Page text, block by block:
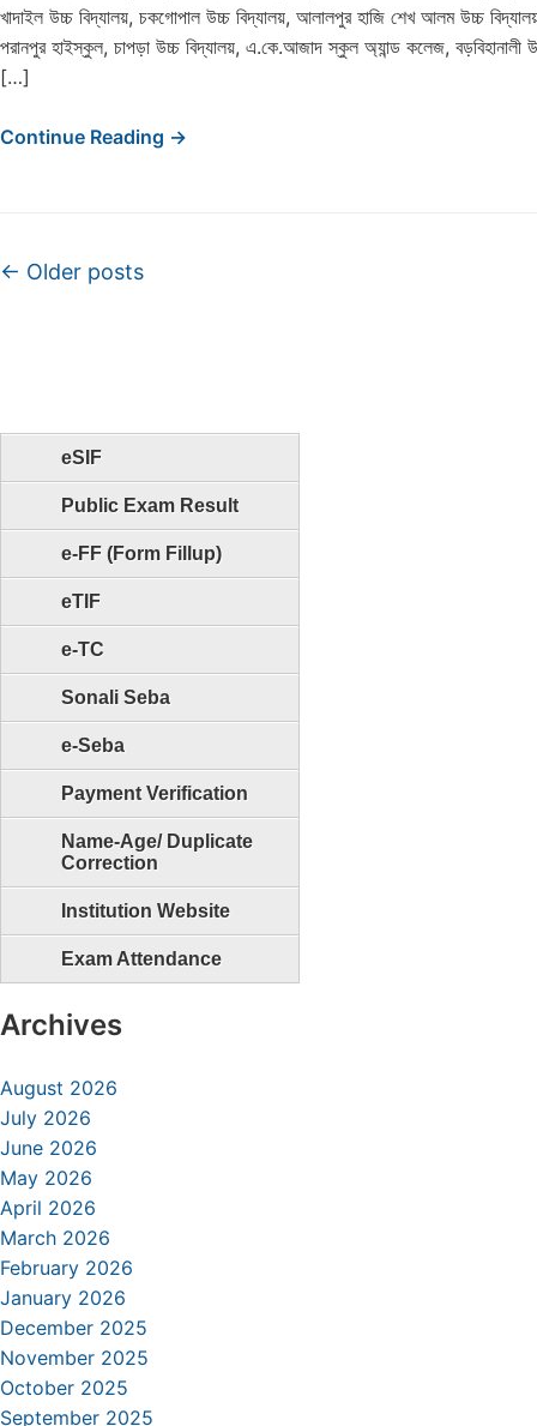
eSIF
Public Exam Result
e-FF (Form Fillup)
eTIF
e-TC
Sonali Seba
e-Seba
Payment Verification
Name-Age/ Duplicate
Correction
Institution Website
Exam Attendance
খাদাইল উচ্চ বিদ্যালয়, চকগোপাল উচ্চ বিদ্যালয়, আলালপুর হাজি শেখ আলম উচ্চ
পরানপুর হাইস্কুল, চাপড়া উচ্চ বিদ্যালয়, এ.কে.আজাদ স্কুল অ্যান্ড কলেজ, বড়বিহানালী
[…]
Continue Reading →
Post navigation
← Older posts
Archives
August 2026
July 2026
June 2026
May 2026
April 2026
March 2026
February 2026
January 2026
December 2025
November 2025
October 2025
September 2025